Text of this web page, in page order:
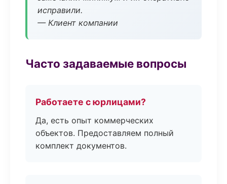
исправили.
— Клиент компании
Часто задаваемые вопросы
Работаете с юрлицами?
Да, есть опыт коммерческих
объектов. Предоставляем полный
комплект документов.